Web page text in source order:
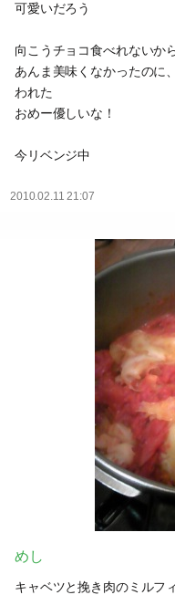
可愛いだろう
向こうチョコ食べれないか
あんま美味くなかったのに
われた
おめー優しいな！
今リベンジ中
2010.02.11 21:07
めし
キャベツと挽き肉のミルフ